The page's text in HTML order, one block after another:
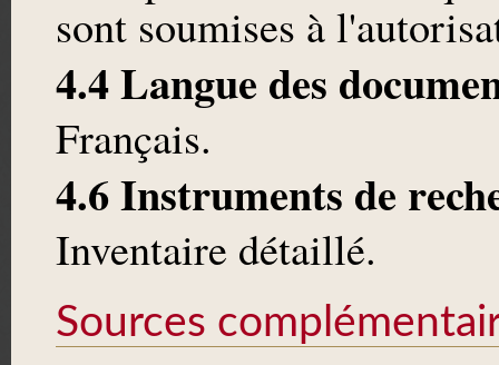
sont soumises à
4.4 Langue des
Français.
4.6 Instruments de
Inventaire détaillé.
Sources